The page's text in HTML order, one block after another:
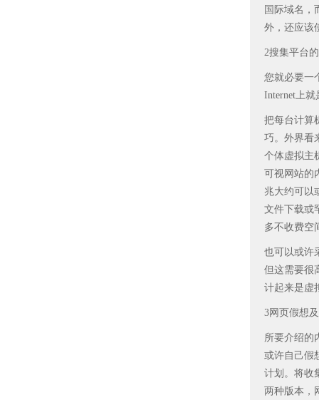
国际域名，
外，还应该
2搜集平台
您就必要一
Internet上
把每台计算
巧。外界看
个体虚拟主
可视网站的
兆大约可以
文件下载或
多不收费空
也可以或许
但这需要很
计起来是虚
3网页假想
所要介绍的
或许自己假
计划。将收
两种版本，